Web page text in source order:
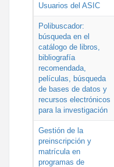
Usuarios del ASIC
Polibuscador:
búsqueda en el
catálogo de libros,
bibliografía
recomendada,
películas, búsqueda
de bases de datos y
recursos electrónicos
para la investigación
Gestión de la
preinscripción y
matrícula en
programas de